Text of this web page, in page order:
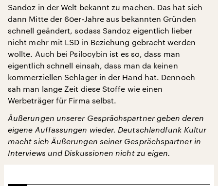
Sandoz in der Welt bekannt zu machen. Das hat sich
dann Mitte der 60er-Jahre aus bekannten Gründen
schnell geändert, sodass Sandoz eigentlich lieber
nicht mehr mit LSD in Beziehung gebracht werden
wollte. Auch bei Psilocybin ist es so, dass man
eigentlich schnell einsah, dass man da keinen
kommerziellen Schlager in der Hand hat. Dennoch
sah man lange Zeit diese Stoffe wie einen
Werbeträger für Firma selbst.
Äußerungen unserer Gesprächspartner geben deren
eigene Auffassungen wieder. Deutschlandfunk Kultur
macht sich Äußerungen seiner Gesprächspartner in
Interviews und Diskussionen nicht zu eigen.